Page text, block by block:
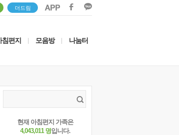
더드림
편지 모음방 나눔터
현재 아침편지 가족은
4,043,011 명입니다.